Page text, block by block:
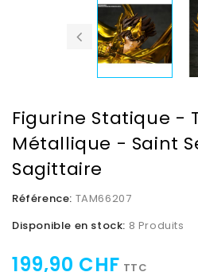
Figurine Statique -
Métallique - Saint
Sagittaire
Référence: TAM66207
Disponible en stock: 8 Produits
199,90 CHF TTC